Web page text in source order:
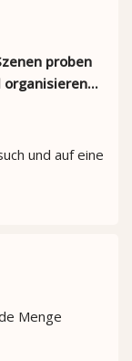
proben
organisieren…
und auf eine
Menge